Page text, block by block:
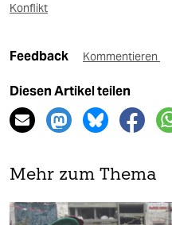
Konflikt
Feedback Kommentieren
Diesen Artikel teilen
Mehr zum Thema